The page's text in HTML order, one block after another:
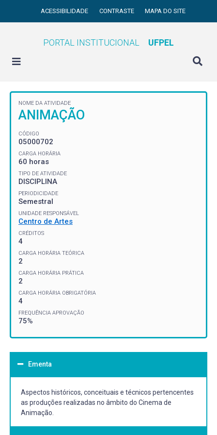
ACESSIBILIDADE CONTRASTE MAPA DO SITE
PORTAL INSTITUCIONAL UFPEL
NOME DA ATIVIDADE
ANIMAÇÃO
CÓDIGO
05000702
CARGA HORÁRIA
60 horas
TIPO DE ATIVIDADE
DISCIPLINA
PERIODICIDADE
Semestral
UNIDADE RESPONSÁVEL
Centro de Artes
CRÉDITOS
4
CARGA HORÁRIA TEÓRICA
2
CARGA HORÁRIA PRÁTICA
2
CARGA HORÁRIA OBRIGATÓRIA
4
FREQUÊNCIA APROVAÇÃO
75%
Ementa
Aspectos históricos, conceituais e técnicos pertencentes
as produções realizadas no âmbito do Cinema de
Animação.